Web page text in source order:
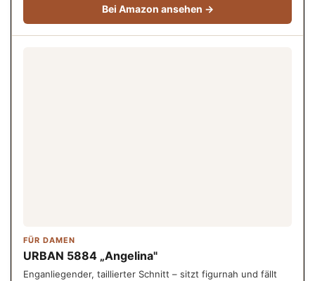
Bei Amazon ansehen →
FÜR DAMEN
URBAN 5884 „Angelina"
Enganliegender, taillierter Schnitt – sitzt figurnah und fällt